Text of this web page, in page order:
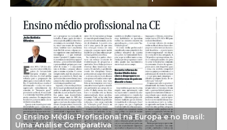
O Ensino Médio Profissional na Europa e no Brasil:
Uma Análise Comparativa